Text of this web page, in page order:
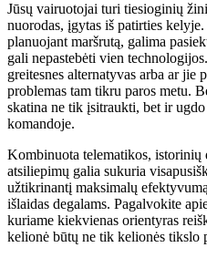
Jūsų vairuotojai turi tiesioginių
nuorodas, įgytas iš patirties
planuojant maršrutą, galima
gali nepastebėti vien
greitesnes alternatyvas arba ar jie
problemas tam tikru paros metu.
skatina ne tik įsitraukti, bet ir
komandoje.
Kombinuota telematikos, istorinių
atsiliepimų galia sukuria
užtikrinantį maksimalų
išlaidas degalams. Pagalvokite
kuriame kiekvienas orientyras
kelionė būtų ne tik kelionės tikslo